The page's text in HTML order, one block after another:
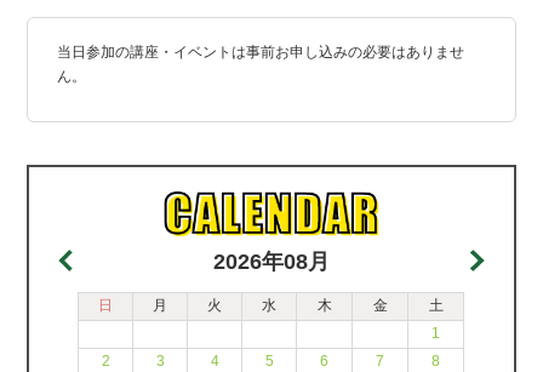
当日参加の講座・イベントは事前お申し込みの必要はありませ
ん。
2026年08月
日 月 火 水 木 金
土
1
2
3 4 5 6 7
8